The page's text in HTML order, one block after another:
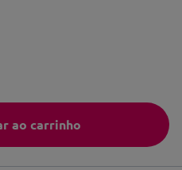
ao carrinho